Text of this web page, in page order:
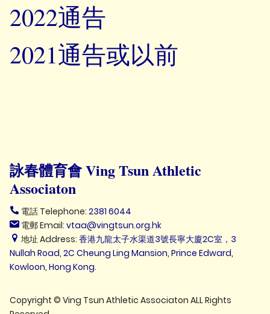
2022通告
2021通告或以前
詠春體育會 Ving Tsun Athletic
Associaton
電話 Telephone: 2381 6044
電郵 Email: vtaa@vingtsun.org.hk
地址 Address: 香港九龍太子水渠道3號長寧大廈2C室，3
Nullah Road, 2C Cheung Ling Mansion, Prince Edward,
Kowloon, Hong Kong.
Copyright © Ving Tsun Athletic Associaton ALL Rights